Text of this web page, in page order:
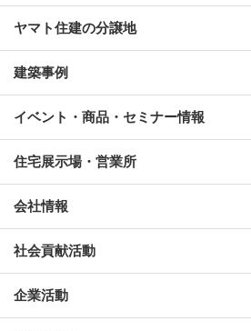
ヤマト住建の分譲地
建築事例
イベント・商品・セミナー情報
住宅展示場・営業所
会社情報
社会貢献活動
企業活動